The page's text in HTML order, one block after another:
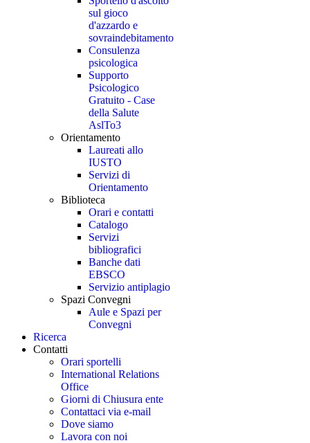
sul gioco
d'azzardo e
sovraindebitamento
Consulenza
psicologica
Supporto
Psicologico
Gratuito - Case
della Salute
AslTo3
Orientamento
Laureati allo
IUSTO
Servizi di
Orientamento
Biblioteca
Orari e contatti
Catalogo
Servizi
bibliografici
Banche dati
EBSCO
Servizio antiplagio
Spazi Convegni
Aule e Spazi per
Convegni
Ricerca
Contatti
Orari sportelli
International Relations
Office
Giorni di Chiusura ente
Contattaci via e-mail
Dove siamo
Lavora con noi